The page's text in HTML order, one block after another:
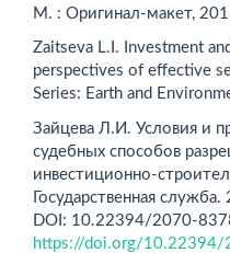
M. : Оригинал-макет,
Zaitseva L.I. Investment
perspectives of effective
Series: Earth and
Зайцева Л.И. Условия и
судебных способов
инвестиционно-
Государственная
DOI: 10.22394/2070-
https://doi.org/